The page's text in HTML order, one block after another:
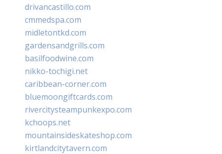
drivancastillo.com
cmmedspa.com
midletontkd.com
gardensandgrills.com
basilfoodwine.com
nikko-tochigi.net
caribbean-corner.com
bluemoongiftcards.com
rivercitysteampunkexpo.com
kchoops.net
mountainsideskateshop.com
kirtlandcitytavern.com